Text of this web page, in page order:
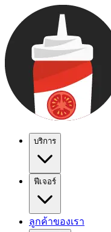
บริการ
ฟีเจอร์
ลูกค้าของเรา